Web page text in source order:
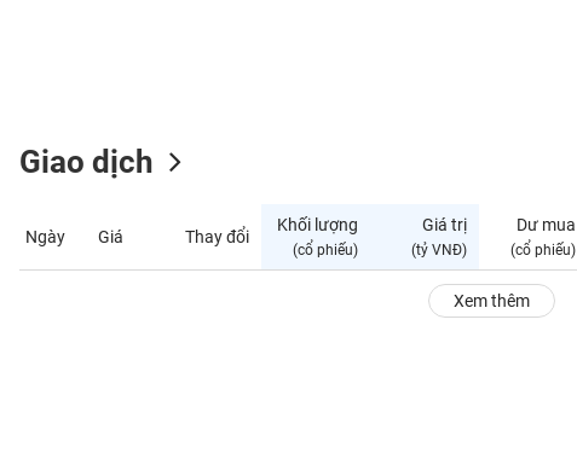
Giao dịch
Ngày Giá Thay đổi
Khối lượng
(cổ phiếu)
Giá trị
(tỷ VNĐ)
Dư mua
(cổ phiếu)
Xem thêm
CÁ
NHÂN